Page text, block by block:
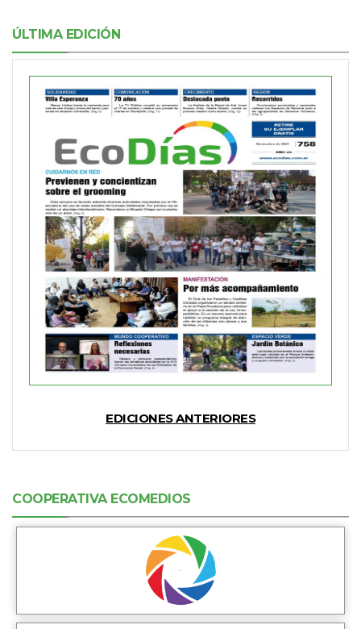
ÚLTIMA EDICIÓN
EDICIONES ANTERIORES
COOPERATIVA ECOMEDIOS